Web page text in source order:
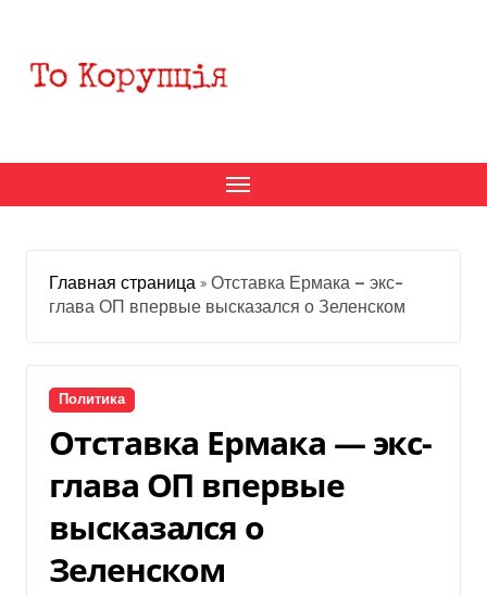
содержанию
Главная страница » Отставка Ермака — экс-
глава ОП впервые высказался о Зеленском
Политика
Отставка Ермака — экс-
глава ОП впервые
высказался о
Зеленском